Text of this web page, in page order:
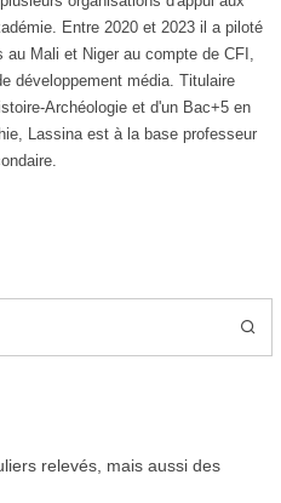
Entre 2020 et 2023 il a piloté
Mali et Niger au compte de CFI,
développement média. Titulaire
Archéologie et d'un Bac+5 en
Lassina est à la base professeur
relevés, mais aussi des